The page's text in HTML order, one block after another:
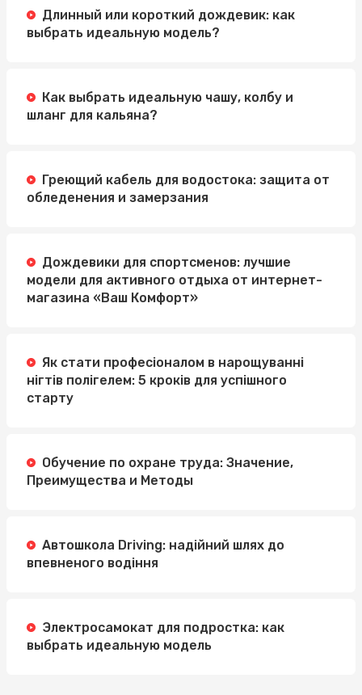
Длинный или короткий дождевик: как
выбрать идеальную модель?
Как выбрать идеальную чашу, колбу и
шланг для кальяна?
Греющий кабель для водостока: защита от
обледенения и замерзания
Дождевики для спортсменов: лучшие
модели для активного отдыха от интернет-
магазина «Ваш Комфорт»
Як стати професіоналом в нарощуванні
нігтів полігелем: 5 кроків для успішного
старту
Обучение по охране труда: Значение,
Преимущества и Методы
Автошкола Driving: надійний шлях до
впевненого водіння
Электросамокат для подростка: как
выбрать идеальную модель